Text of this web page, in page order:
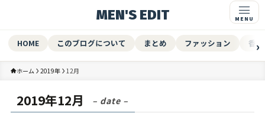
MEN'S EDIT
HOME このブログについて まとめ ファッション 香水
ホーム 2019年 12月
2019年12月 – date –